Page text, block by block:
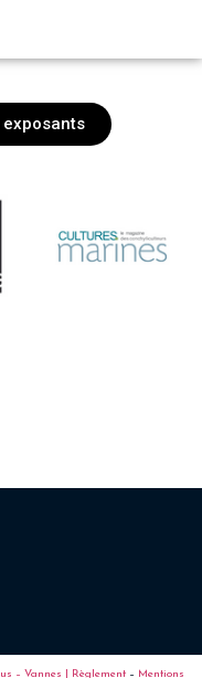
– Vannes | Règlement– Mentions